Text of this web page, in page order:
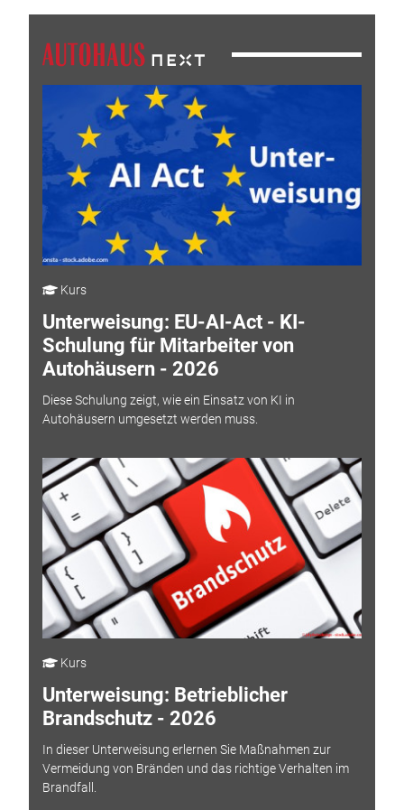
Kurs
Unterweisung: EU-AI-Act - KI-
Schulung für Mitarbeiter von
Autohäusern - 2026
Diese Schulung zeigt, wie ein Einsatz von KI in
Autohäusern umgesetzt werden muss.
Kurs
Unterweisung: Betrieblicher
Brandschutz - 2026
In dieser Unterweisung erlernen Sie Maßnahmen zur
Vermeidung von Bränden und das richtige Verhalten im
Brandfall.